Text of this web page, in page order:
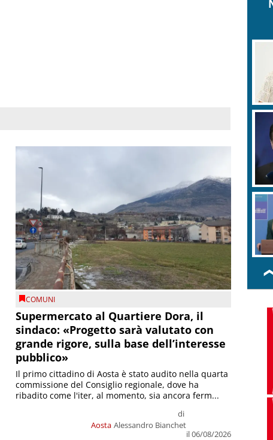
COMUNI
Supermercato al Quartiere Dora, il
sindaco: «Progetto sarà valutato con
grande rigore, sulla base dell’interesse
pubblico»
Aosta
di
Alessandro Bianchet
il 06/08/2026
Il primo cittadino di Aosta è stato audito nella quarta
commissione del Consiglio regionale, dove ha
ribadito come l'iter, al momento, sia ancora ferm...